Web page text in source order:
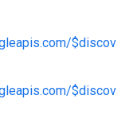
$discov
$discov